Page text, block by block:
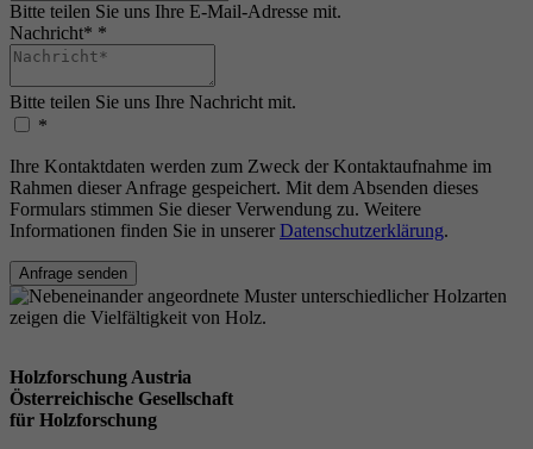
Bitte teilen Sie uns Ihre E-Mail-Adresse mit.
Nachricht* *
Bitte teilen Sie uns Ihre Nachricht mit.
*
Ihre Kontaktdaten werden zum Zweck der Kontaktaufnahme im
Rahmen dieser Anfrage gespeichert. Mit dem Absenden dieses
Formulars stimmen Sie dieser Verwendung zu. Weitere
Informationen finden Sie in unserer Datenschutzerklärung.
Anfrage senden
Holzforschung Austria
Österreichische Gesellschaft
für Holzforschung